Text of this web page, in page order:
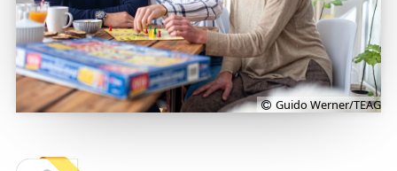
Guido Werner/TEAG